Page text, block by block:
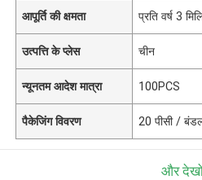
आपूर्ति की क्षमता प्रति वर्ष 3
उत्पत्ति के प्लेस चीन
न्यूनतम आदेश मात्रा 100PCS
पैकेजिंग विवरण 20 पीसी /
और